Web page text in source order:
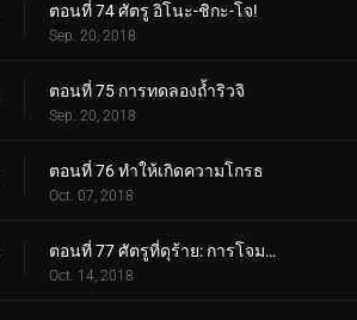
ตอนที่ 74 ศัตรู อิโนะ-ชิกะ-โจ!
Sep. 20, 2018
ตอนที่ 75 การทดลองถ้ำริวจิ
Sep. 20, 2018
ตอนที่ 76 ทำให้เกิดความโกรธ
Oct. 07, 2018
ตอนที่ 77 ศัตรูที่ดุร้าย: การโจมตีอันดุร้ายของการาก้า!
Oct. 14, 2018